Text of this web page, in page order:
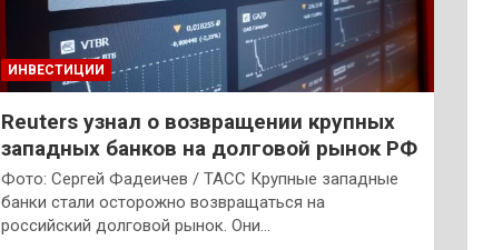
ИНВЕСТИЦИИ
Reuters узнал о возвращении крупных
западных банков на долговой рынок РФ
Фото: Сергей Фадеичев / ТАСС Крупные западные
банки стали осторожно возвращаться на
российский долговой рынок. Они…